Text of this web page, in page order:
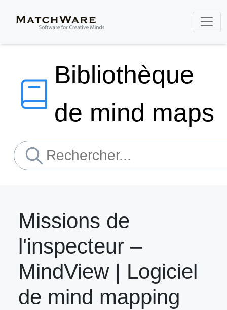
Bibliothèque
de mind maps
Missions de
l'inspecteur –
MindView | Logiciel
de mind mapping